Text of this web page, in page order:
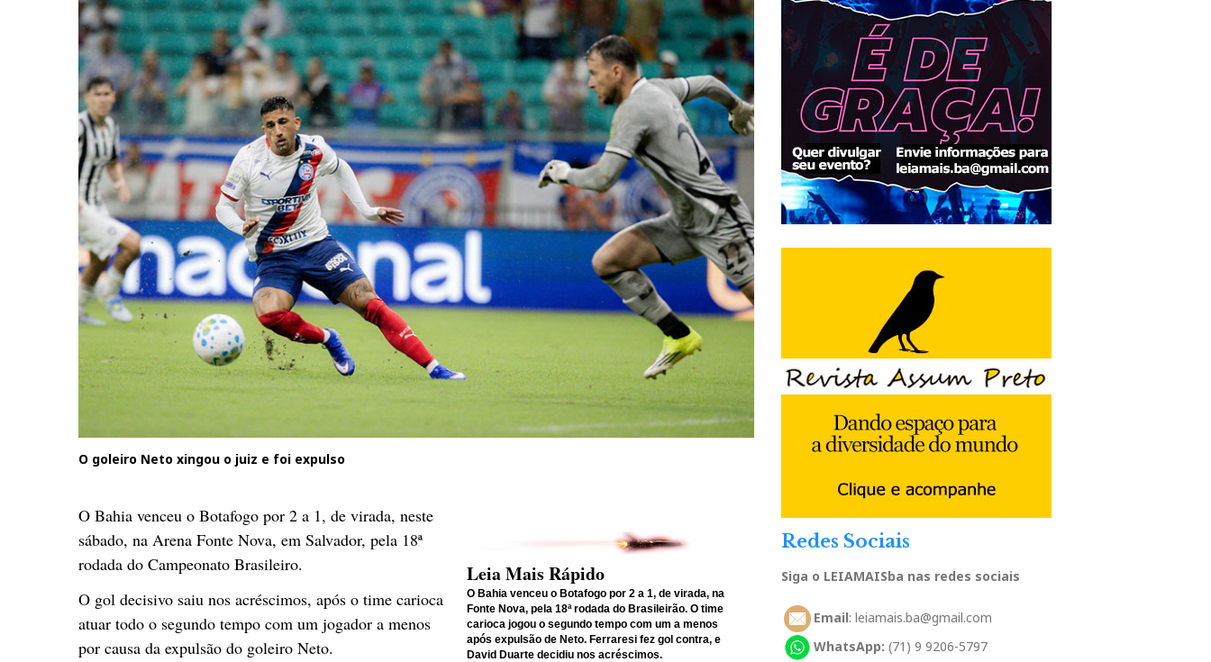
O goleiro Neto xingou o juiz e foi expulso
Leia Mais Rápido
O Bahia venceu o Botafogo por 2 a 1, de virada, na
Fonte Nova, pela 18ª rodada do Brasileirão. O time
carioca jogou o segundo tempo com um a menos
após expulsão de Neto. Ferraresi fez gol contra, e
David Duarte decidiu nos acréscimos.
O Bahia venceu o Botafogo por 2 a 1, de virada, neste
sábado, na Arena Fonte Nova, em Salvador, pela 18ª
rodada do Campeonato Brasileiro.
O gol decisivo saiu nos acréscimos, após o time carioca
atuar todo o segundo tempo com um jogador a menos
por causa da expulsão do goleiro Neto.
Redes Sociais
Siga o LEIAMAISba nas redes sociais
Email: leiamais.ba@gmail.com
WhatsApp: (71) 9 9206-5797